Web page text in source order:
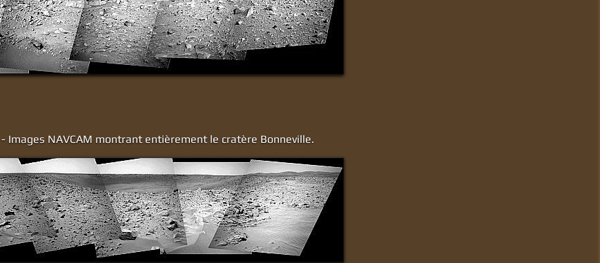
Images NAVCAM montrant entièrement le cratère Bonneville.